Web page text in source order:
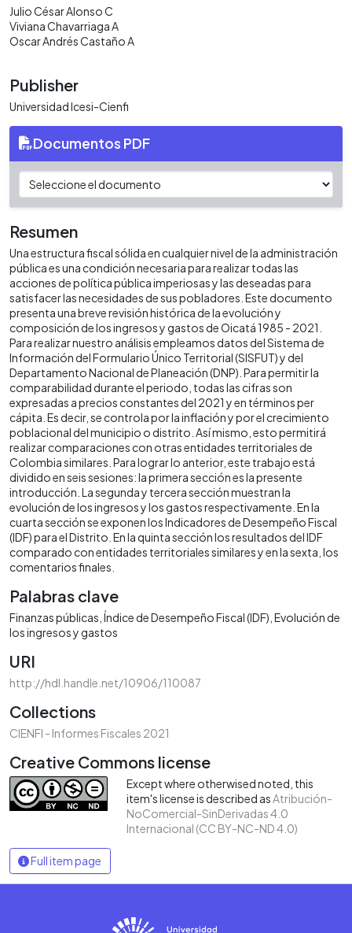
Julio César Alonso C
Viviana Chavarriaga A
Oscar Andrés Castaño A
Publisher
Universidad Icesi-Cienfi
Documentos PDF
Resumen
Una estructura fiscal sólida en cualquier nivel de la administración
pública es una condición necesaria para realizar todas las
acciones de política pública imperiosas y las deseadas para
satisfacer las necesidades de sus pobladores. Este documento
presenta una breve revisión histórica de la evolución y
composición de los ingresos y gastos de Oicatá 1985 - 2021.
Para realizar nuestro análisis empleamos datos del Sistema de
Información del Formulario Único Territorial (SISFUT) y del
Departamento Nacional de Planeación (DNP). Para permitir la
comparabilidad durante el periodo, todas las cifras son
expresadas a precios constantes del 2021 y en términos per
cápita. Es decir, se controla por la inflación y por el crecimiento
poblacional del municipio o distrito. Así mismo, esto permitirá
realizar comparaciones con otras entidades territoriales de
Colombia similares. Para lograr lo anterior, este trabajo está
dividido en seis sesiones: la primera sección es la presente
introducción. La segunda y tercera sección muestran la
evolución de los ingresos y los gastos respectivamente. En la
cuarta sección se exponen los Indicadores de Desempeño Fiscal
(IDF) para el Distrito. En la quinta sección los resultados del IDF
comparado con entidades territoriales similares y en la sexta, los
comentarios finales.
Palabras clave
Finanzas públicas Índice de Desempeño Fiscal (IDF) Evolución de
los ingresos y gastos
URI
http://hdl.handle.net/10906/110087
Collections
CIENFI - Informes Fiscales 2021
Creative Commons license
Except where otherwised noted, this
item's license is described asAtribución-
NoComercial-SinDerivadas 4.0
Internacional (CC BY-NC-ND 4.0)
Full item page